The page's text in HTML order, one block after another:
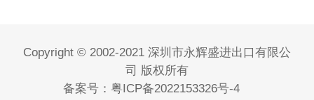
Copyright © 2002-2021 深圳市永辉盛进出口有限公
司 版权所有
备案号： 粤ICP备2022153326号-4